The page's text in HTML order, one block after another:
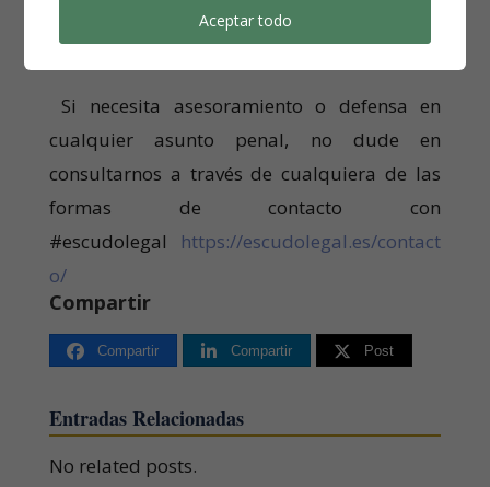
cualquier otra condición o circunstancia
Si necesita asesoramiento o defensa en
cualquier asunto penal, no dude en
consultarnos a través de cualquiera de las
formas de contacto con
#escudolegal https://escudolegal.es/contact
o/
Compartir
Compartir Compartir Post
Entradas Relacionadas
No related posts.
Aceptar todo